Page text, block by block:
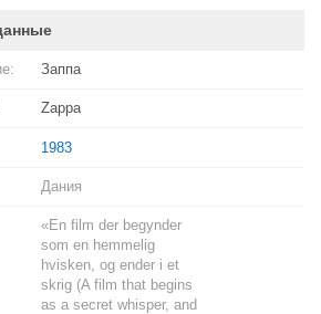
Заппа
Zappa
1983
Дания
«En film der begynder
som en hemmelig
hvisken, og ender i et
skrig (A film that begins
as a secret whisper, and